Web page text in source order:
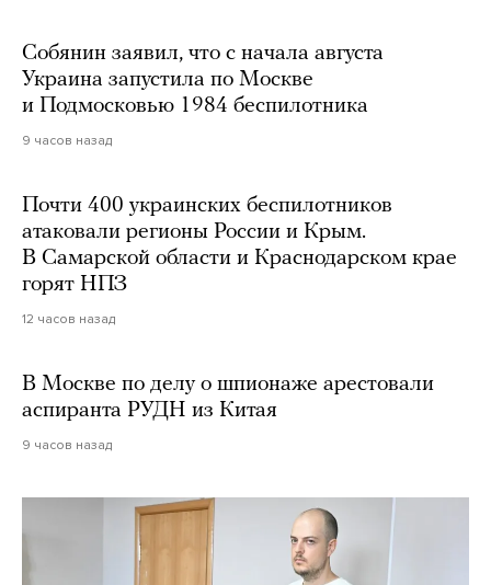
Собянин заявил, что с начала августа
Украина запустила по Москве
и Подмосковью 1984 беспилотника
9 часов назад
Почти 400 украинских беспилотников
атаковали регионы России и Крым.
В Самарской области и Краснодарском крае
горят НПЗ
12 часов назад
В Москве по делу о шпионаже арестовали
аспиранта РУДН из Китая
9 часов назад